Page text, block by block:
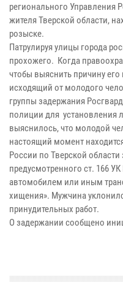
регионального Управления
жителя Тверской области,
розыске.
Патрулируя улицы города
прохожего. Когда
чтобы выяснить причину
исходящий от молодого
группы задержания
полиции для установления
выяснилось, что молодой
настоящий момент
России по Тверской
предусмотренного ст. 166
автомобилем или иным
хищения». Мужчина
принудительных работ.
О задержании сообщено